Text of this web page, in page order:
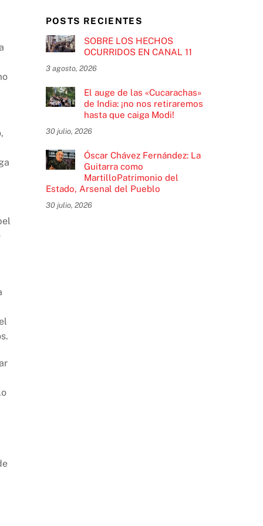
POSTS RECIENTES
SOBRE LOS HECHOS
OCURRIDOS EN CANAL 11
3 agosto, 2026
El auge de las «Cucarachas»
de India: ¡no nos retiraremos
hasta que caiga Modi!
30 julio, 2026
Óscar Chávez Fernández: La
Guitarra como
MartilloPatrimonio del
Estado, Arsenal del Pueblo
30 julio, 2026